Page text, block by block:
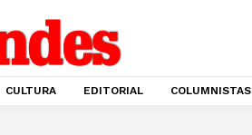
CULTURA EDITORIAL COLUMNISTAS